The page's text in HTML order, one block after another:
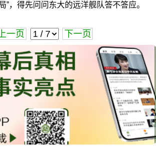
”，得先问问东大的远洋舰队答不答应。
上一页 下一页